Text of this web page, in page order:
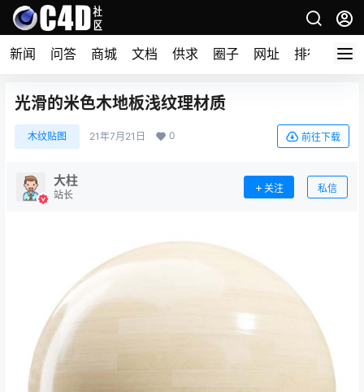
新闻 问答 商城 文档 供求 圈子 网址 排行榜
光滑的米色木地板浅纹理材质
木纹贴图 21年7月21日 0 前往下载
大柱
站长
关注 私信